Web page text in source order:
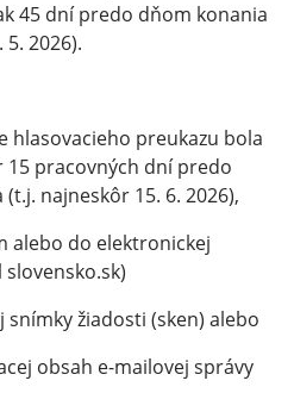
45 dní predo dňom konania
2026).
hlasovacieho preukazu bola
pracovných dní predo
najneskôr 15. 6. 2026),
alebo do elektronickej
žiadosti (sken) alebo
obsah e-mailovej správy